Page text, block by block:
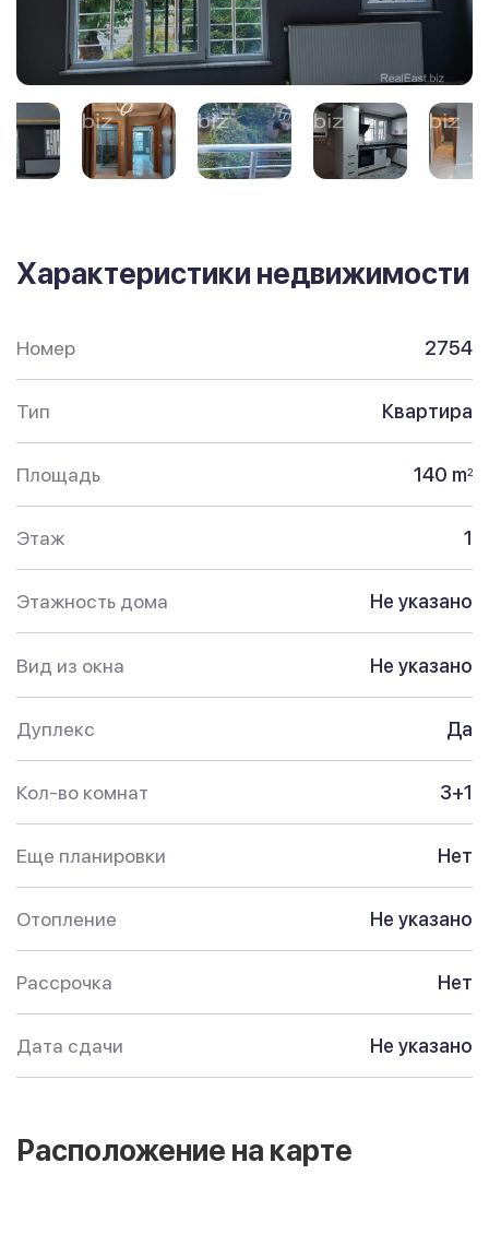
Характеристики недвижимости
Номер 2754
Тип Квартира
Площадь 140 m2
Этаж 1
Этажность дома Не указано
Вид из окна Не указано
Дуплекс Да
Кол-во комнат 3+1
Еще планировки Нет
Отопление Не указано
Рассрочка Нет
Дата сдачи Не указано
Расположение на карте